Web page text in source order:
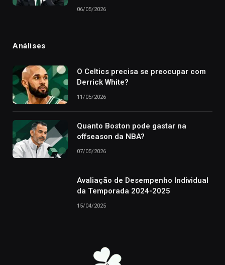
06/05/2026
Análises
O Celtics precisa se preocupar com
Derrick White?
11/05/2026
Quanto Boston pode gastar na
offseason da NBA?
07/05/2026
Avaliação de Desempenho Individual
da Temporada 2024-2025
15/04/2025